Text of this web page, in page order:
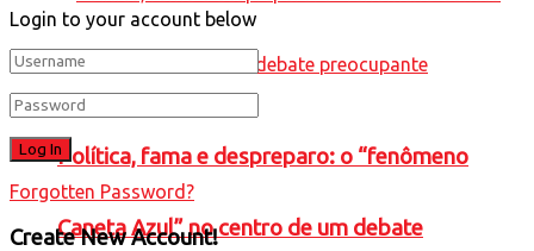
Política, fama e despreparo: o “fenômeno
Caneta Azul” no centro de um debate
Login to your account below
Forgotten Password?
Create New Account!